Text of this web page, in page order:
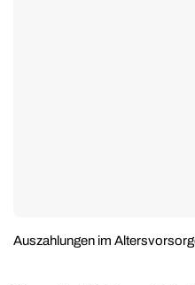
Auszahlungen im